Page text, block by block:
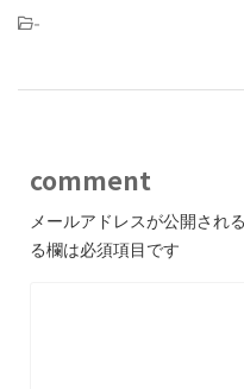
-
comment
メールアドレスが公開され
る欄は必須項目です